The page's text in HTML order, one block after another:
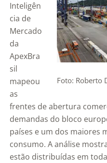
Foto: Roberto
Inteligên
cia de
Mercado
da
ApexBra
sil
mapeou
as
frentes de abertura
demandas do bloco
países e um dos maiores
consumo. A análise
estão distribuídas em